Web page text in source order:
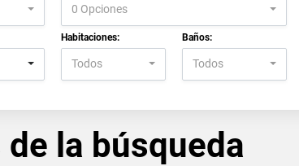
0 Opciones
Habitaciones:
Todos
Baños:
Todos
la búsqueda